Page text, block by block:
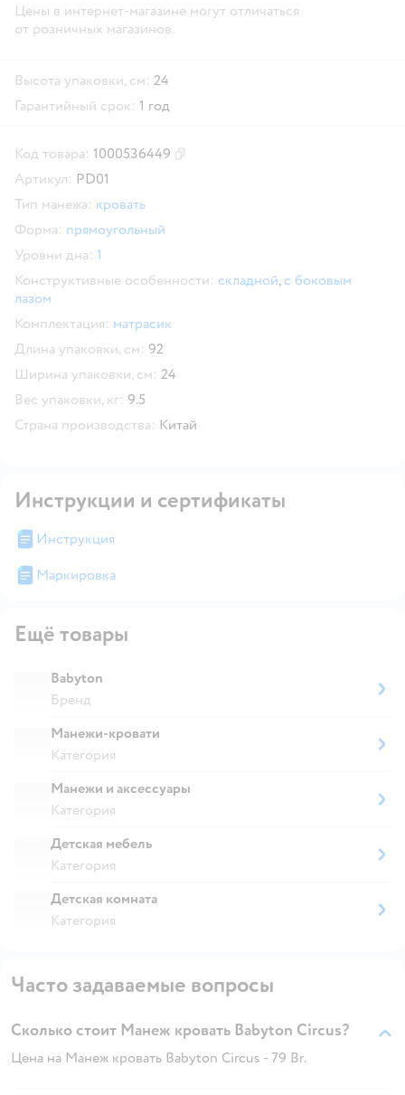
Цены в интернет-магазине могут отличаться
от розничных магазинов.
Высота упаковки, см: 24
Гарантийный срок: 1 год
Код товара: 1000536449
Артикул: PD01
Тип манежа: кровать
Форма: прямоугольный
Уровни дна: 1
Конструктивные особенности: складной, с боковым
лазом
Комплектация: матрасик
Длина упаковки, см: 92
Ширина упаковки, см: 24
Вес упаковки, кг: 9.5
Страна производства: Китай
Инструкции и сертификаты
Инструкция
Маркировка
Ещё товары
Babyton
Бренд
Манежи-кровати
Категория
Манежи и аксессуары
Категория
Детская мебель
Категория
Детская комната
Категория
Часто задаваемые вопросы
Сколько стоит Манеж кровать Babyton Circus?
Цена на Манеж кровать Babyton Circus - 79 Br.